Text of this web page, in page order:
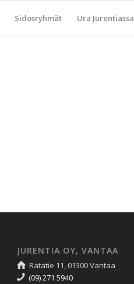
Sidosryhmät Ura Jurentiassa
JURENTIA OY, VANTAA
Ratatie 11, 01300 Vantaa
(09) 271 5940